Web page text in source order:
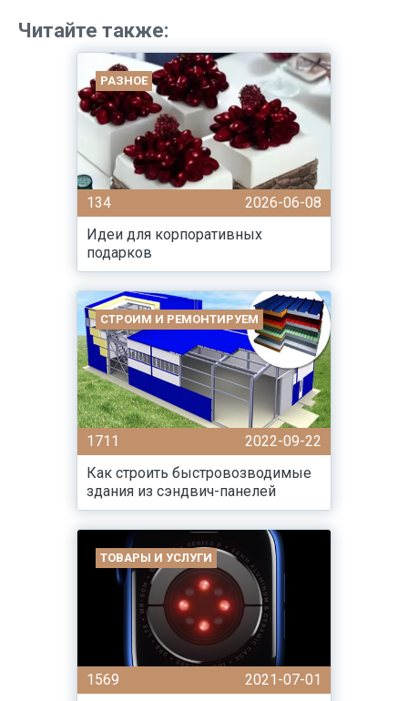
Читайте также:
РАЗНОЕ
134
2026-06-08
Идеи для корпоративных
подарков
СТРОИМ И РЕМОНТИРУЕМ
1711
2022-09-22
Как строить быстровозводимые
здания из сэндвич-панелей
ТОВАРЫ И УСЛУГИ
1569 2021-07-01